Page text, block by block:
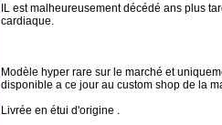
IL est malheureusement décédé ans plus
cardiaque.
Modèle hyper rare sur le marché et
disponible a ce jour au custom shop de la
Livrée en étui d'origine .